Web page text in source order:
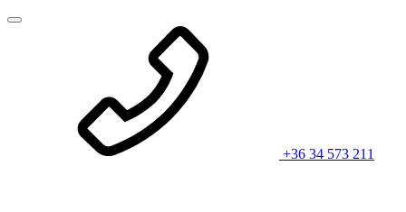
+36 34 573 211